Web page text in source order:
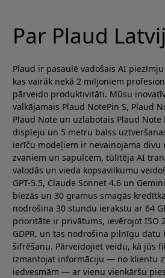
Par Plaud
Plaud ir pasaulē vadošais AI
kas vairāk nekā 2 miljoniem
pārveido produktivitāti. Mūsu
valkājamais Plaud NotePin S, Plaud
Plaud Note un uzlabotais Plaud Note
displeju un 5 metru balss
ierīču modeļiem ir nevainojama divu
zvaniem un sapulcēm, tūlītēja AI
valodās un vieda kopsavilkumu
GPT-5.5, Claude Sonnet 4.6 un
biezās un 30 gramus smagās
nodrošina 30 stundu ierakstu ar 64
prioritāte ir privātums, ievērojot ISO
GDPR, un tas nodrošina pilnīgu
šifrēšanu. Pārveidojiet veidu, kā jūs
izmantojat informāciju — no klientu
iedvesmām — ar vienu vienkāršu